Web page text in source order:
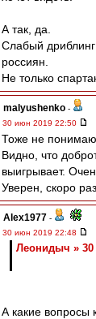
А так, да.
Слабый
россиян.
Не только
malyushenko -
30 июн 2019 22:50
Тоже не понимаю
Видно, что
выигрывает.
Уверен, скоро
Alex1977 -
30 июн 2019 22:48
Леонидыч » 30
А какие вопросы